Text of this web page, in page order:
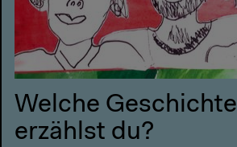
Welche Geschichte
erzählst du?